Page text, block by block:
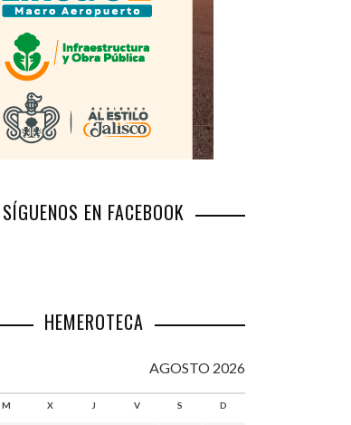
SÍGUENOS EN FACEBOOK
HEMEROTECA
AGOSTO 2026
M X J V S D